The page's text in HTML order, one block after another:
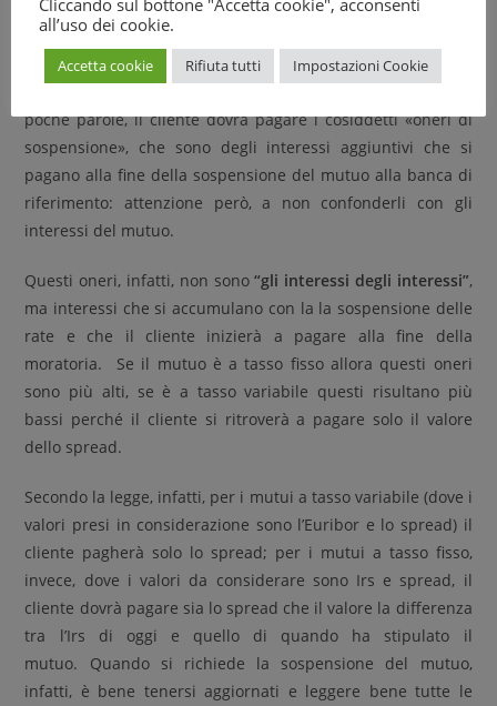
Qual è il contraltare della questione? Che il Fondo ricopre
solo una minima parte degli interessi attivi sulle rate da
poche parole, il cliente dovrà pagare i cosiddetti «oneri di
sospensione», che sono degli interessi aggiuntivi che si
pagano alla fine della sospensione del mutuo alla banca di
riferimento: attenzione però, a non confonderli con gli
interessi del mutuo.
Questi oneri, infatti, non sono“gli interessi degli interessi”,
ma interessi che si accumulano con la la sospensione delle
rate e che il cliente inizierà a pagare alla fine della
moratoria. Se il mutuo è a tasso fisso allora questi oneri
sono più alti, se è a tasso variabile questi risultano più
bassi perché il cliente si ritroverà a pagare solo il valore
dello spread.
Secondo la legge, infatti, per i mutui a tasso variabile (dove i
valori presi in considerazione sono l’Euribor e lo spread) il
cliente pagherà solo lo spread; per i mutui a tasso fisso,
invece, dove i valori da considerare sono Irs e spread, il
cliente dovrà pagare sia lo spread che il valore la differenza
tra l’Irs di oggi e quello di quando ha stipulato il
mutuo. Quando si richiede la sospensione del mutuo,
infatti, è bene tenersi aggiornati e leggere bene tutte le
all’uso dei cookie.
Accetta cookie Rifiuta tutti Impostazioni Cookie